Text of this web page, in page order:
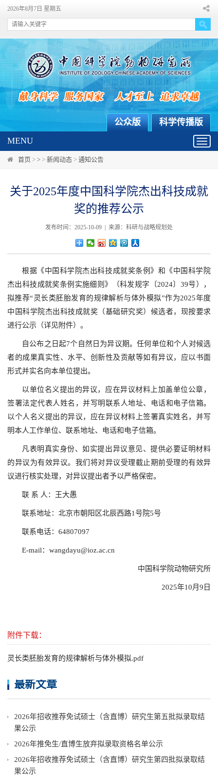
2026年8月7日 星期五
科学传播版
公众版
MENU
首页 > > > 新闻动态 > 通知公告
关于2025年度中国科学院杰出科技成就
奖的推荐公示
发布时间：2025-10-09 | 来源：科研与战略规划处
根据《中国科学院杰出科技成就奖条例》和《中国科学院
杰出科技成就奖条例实施细则》（科发规字〔2024〕39号），
拟推荐“灵长类胚胎发育的规律解析与体外模拟”作为2025年度
中国科学院杰出科技成就奖（基础研究奖）候选者，现按要求
进行公示（详见附件）。
自公布之日起7个自然日为异议期。任何单位和个人对候选
者的成果真实性、水平、创新性及贡献等如有异议，应以书面
形式并实名向本单位提出。
以单位名义提出的异议，应在异议材料上加盖单位公章，
签署法定代表人姓名，并写明联系人地址、电话和电子信箱。
以个人名义提出的异议，应在异议材料上签署真实姓名，并写
明本人工作单位、联系地址、电话和电子信箱。
凡表明真实身份、如实提出异议意见、提供必要证明材料
的异议为有效异议。我们将对异议受理截止期前受理的有效异
议进行核实处理，对异议提出者予以严格保密。
联 系 人：王大愚
联系地址：北京市朝阳区北辰西路1号院5号
联系电话：64807097
E-mail：wangdayu@ioz.ac.cn
中国科学院动物研究所
2025年10月9日
附件下载：
灵长类胚胎发育的规律解析与体外模拟.pdf
最新文章
2026年招收推荐免试硕士（含直博）研究生第五批拟录取结
果公示
2026年推免生/直博生放弃拟录取资格名单公示
2026年招收推荐免试硕士（含直博）研究生第四批拟录取结
果公示